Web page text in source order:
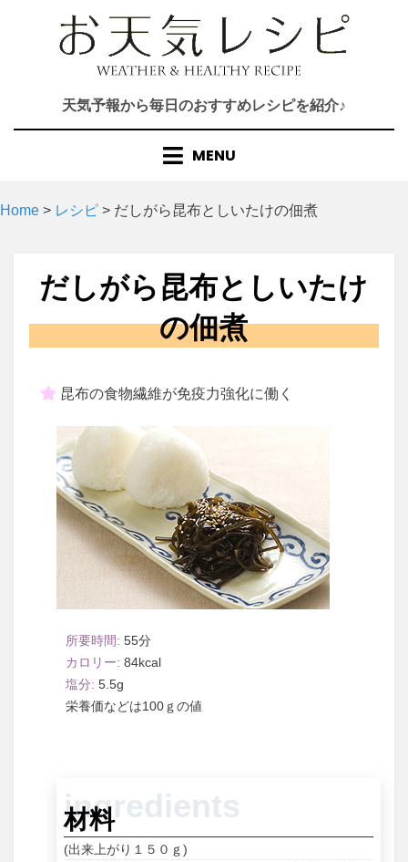
天気予報から毎日のおすすめレシピを紹介♪
MENU
Home > レシピ > だしがら昆布としいたけの佃煮
だしがら昆布としいたけ
の佃煮
昆布の食物繊維が免疫力強化に働く
55
84
5.5
100ｇ
材料
(出来上がり１５０ｇ)